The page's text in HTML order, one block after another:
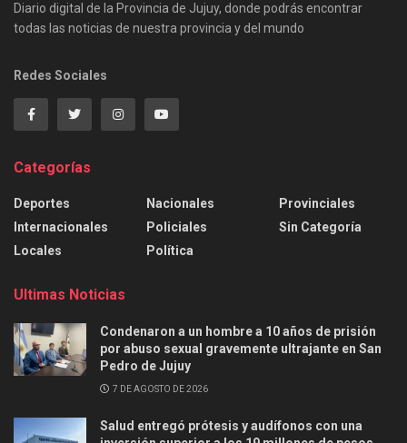
Diario digital de la Provincia de Jujuy, donde podrás encontrar
todas las noticias de nuestra provincia y del mundo
Redes Sociales
Categorías
Deportes
Internacionales
Locales
Nacionales
Policiales
Política
Provinciales
Sin Categoría
Ultimas Noticias
Condenaron a un hombre a 10 años de prisión
por abuso sexual gravemente ultrajante en San
Pedro de Jujuy
7 DE AGOSTO DE 2026
Salud entregó prótesis y audífonos con una